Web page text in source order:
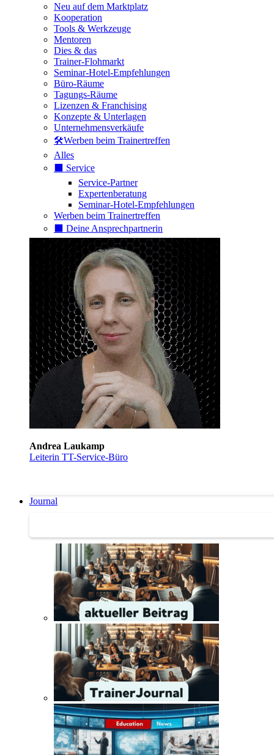
Neu auf dem Marktplatz
Kooperation
Tools & Werkzeuge
Mentoren
Dies & das
Trainer-Flohmarkt
Seminar-Hotel-Empfehlungen
Büro-Räume
Tagungs-Räume
Lizenzen & Franchising
Konzepte & Unterlagen
Unternehmensverkäufe
🛠️Werben beim Trainertreffen
Alles
⬛️ Service
Service-Partner
Expertenberatung
Seminar-Hotel-Empfehlungen
Werben beim Trainertreffen
⬛️ Deine Ansprechpartnerin
Andrea Laukamp
Leiterin TT-Service-Büro
Journal